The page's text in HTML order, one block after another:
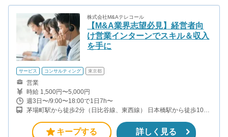
株式会社M&Aテレコール
【M&A業界志望必見】経営者向
け営業インターンでスキル＆収入
を手に
サービス コンサルティング 東京都
営業
時給 1,500円〜5,000円
週3日〜/9:00〜18:00で1日7h〜
茅場町駅から徒歩2分（日比谷線、東西線） 日本橋駅から徒歩10分
キープする 詳しく見る